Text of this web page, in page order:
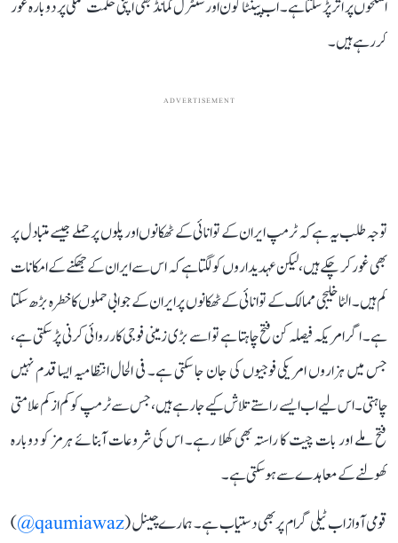
اسلحوں پر اثر پڑ سکتا ہے۔ اب پینٹاگون اور سنٹرل کمانڈ بھی اپنی حکمت عملی پر دوبارہ غور
کر رہے ہیں۔
ADVERTISEMENT
توجہ طلب یہ ہے کہ ٹرمپ ایران کے توانائی کے ٹھکانوں اور پلوں پر حملے جیسے متبادل پر
بھی غور کر چکے ہیں، لیکن عہدیداروں کو لگتا ہے کہ اس سے ایران کے جھکنے کے امکانات
کم ہیں۔ الٹا خلیجی ممالک کے توانائی کے ٹھکانوں پر ایران کے جوابی حملوں کا خطرہ بڑھ سکتا
ہے۔ اگر امریکہ فیصلہ کن فتح چاہتا ہے تو اسے بڑی زمینی فوجی کارروائی کرنی پڑ سکتی ہے،
جس میں ہزاروں امریکی فوجیوں کی جان جا سکتی ہے۔ فی الحال انتظامیہ ایسا قدم نہیں
چاہتی۔ اس لیے اب ایسے راستے تلاش کیے جا رہے ہیں، جس سے ٹرمپ کو کم از کم علامتی
فتح ملے اور بات چیت کا راستہ بھی کھلا رہے۔ اس کی شروعات آبنائے ہرمز کو دوبارہ
کھولنے کے معاہدے سے ہو سکتی ہے۔
قومی آواز اب ٹیلی گرام پر بھی دستیاب ہے۔ ہمارے چینل (qaumiawaz@
)